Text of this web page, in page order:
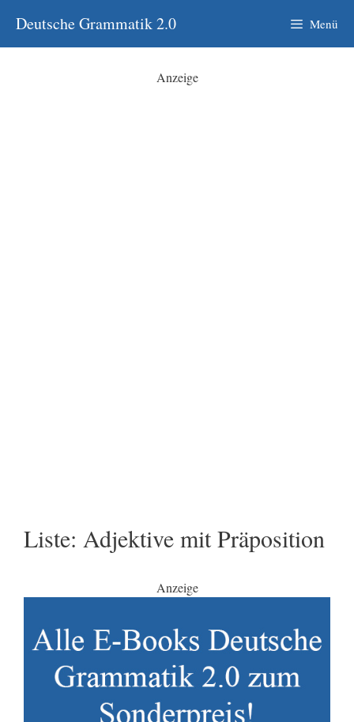
Inhalt
springen
Deutsche Grammatik 2.0 Menü
Anzeige
Liste: Adjektive mit Präposition
Anzeige